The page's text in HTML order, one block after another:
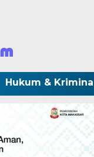
Hukum &